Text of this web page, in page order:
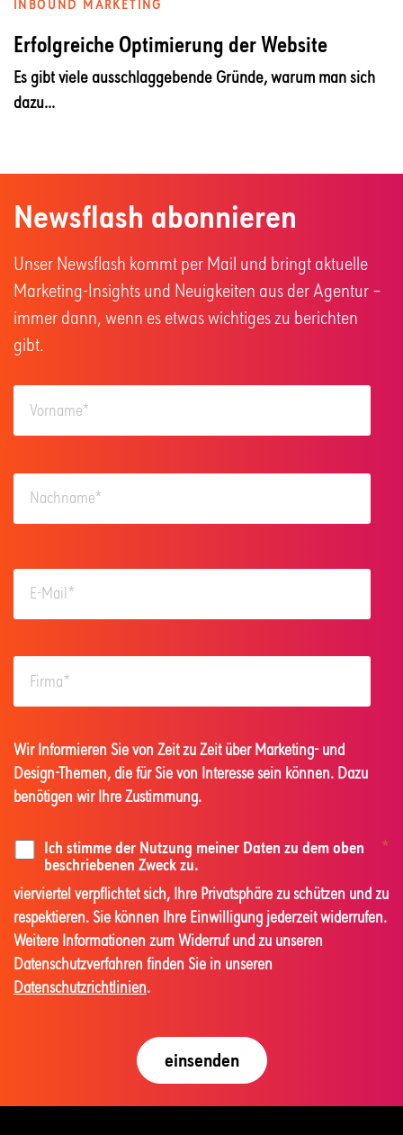
INBOUND MARKETING
Erfolgreiche Optimierung der Website
Es gibt viele ausschlaggebende Gründe, warum man sich
dazu...
Newsflash abonnieren
Unser Newsflash kommt per Mail und bringt aktuelle
Marketing-Insights und Neuigkeiten aus der Agentur –
immer dann, wenn es etwas wichtiges zu berichten
gibt.
Wir Informieren Sie von Zeit zu Zeit über Marketing- und
Design-Themen, die für Sie von Interesse sein können. Dazu
benötigen wir Ihre Zustimmung.
Ich stimme der Nutzung meiner Daten zu dem oben
beschriebenen Zweck zu.
*
vierviertel verpflichtet sich, Ihre Privatsphäre zu schützen und zu
respektieren. Sie können Ihre Einwilligung jederzeit widerrufen.
Weitere Informationen zum Widerruf und zu unseren
Datenschutzverfahren finden Sie in unseren
Datenschutzrichtlinien.